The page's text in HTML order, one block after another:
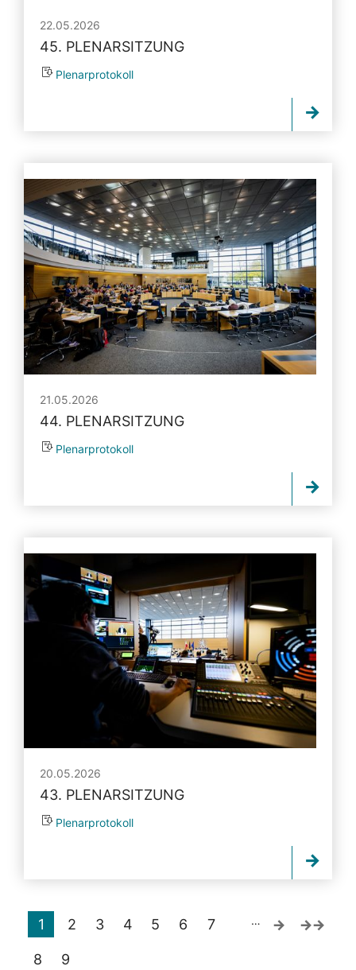
22.05.2026
45. PLENARSITZUNG
Plenarprotokoll
21.05.2026
44. PLENARSITZUNG
Plenarprotokoll
20.05.2026
43. PLENARSITZUNG
Plenarprotokoll
1 2 3 4 5 6 7
8 9
…